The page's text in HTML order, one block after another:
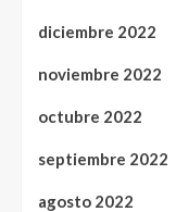
diciembre 2022
noviembre 2022
octubre 2022
septiembre 2022
agosto 2022